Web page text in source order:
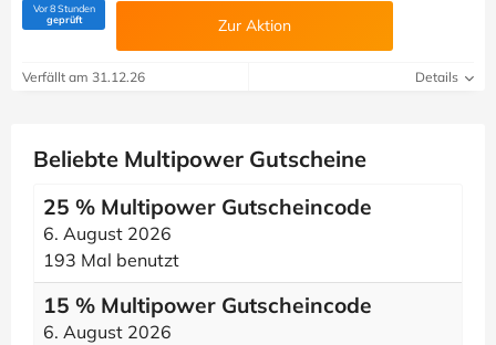
Vor 8 Stunden
geprüft(Von Savoo geprüft) Zur Aktion
Verfällt am 31.12.26 Details
Beliebte Multipower Gutscheine
25 % Multipower Gutscheincode
6. August 2026
193 Mal benutzt
15 % Multipower Gutscheincode
6. August 2026